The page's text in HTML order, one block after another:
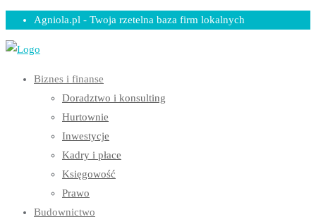
Skip
to
content
Agniola.pl - Twoja rzetelna baza firm lokalnych
Biznes i finanse
Doradztwo i konsulting
Hurtownie
Inwestycje
Kadry i płace
Księgowość
Prawo
Budownictwo